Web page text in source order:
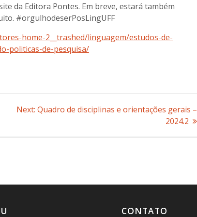
da Editora Pontes. Em breve, estará também
#orgulhodeserPosLingUFF
home-2__trashed/linguagem/estudos-de-
politicas-de-pesquisa/
Next: Next
Quadro de disciplinas e orientações gerais –
2024.2
CONTATO